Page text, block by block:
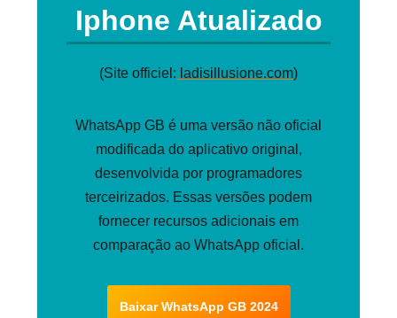
Iphone Atualizado
(Site officiel: ladisillusione.com)
WhatsApp GB é uma versão não oficial
modificada do aplicativo original,
desenvolvida por programadores
terceirizados. Essas versões podem
fornecer recursos adicionais em
comparação ao WhatsApp oficial.
Baixar WhatsApp GB 2024